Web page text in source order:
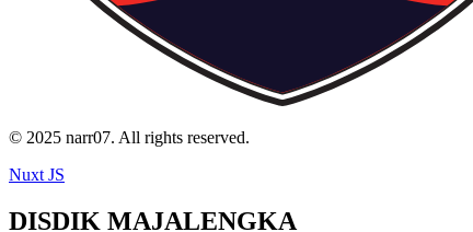
© 2025 narr07. All rights reserved.
Nuxt JS
DISDIK MAJALENGKA